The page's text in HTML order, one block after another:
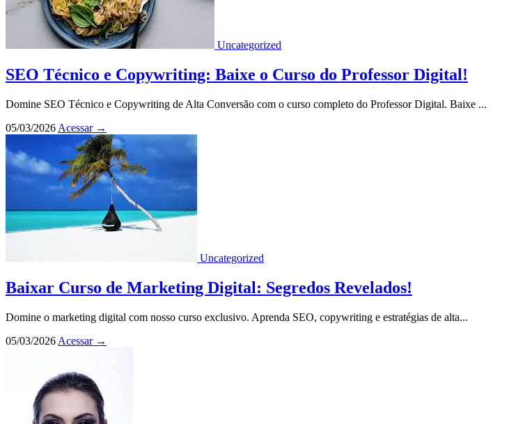
Uncategorized
SEO Técnico e Copywriting: Baixe o Curso do Professor Digital!
Domine SEO Técnico e Copywriting de Alta Conversão com o curso completo do Professor Digital. Baixe ...
05/03/2026 Acessar →
Uncategorized
Baixar Curso de Marketing Digital: Segredos Revelados!
Domine o marketing digital com nosso curso exclusivo. Aprenda SEO, copywriting e estratégias de alta...
05/03/2026 Acessar →